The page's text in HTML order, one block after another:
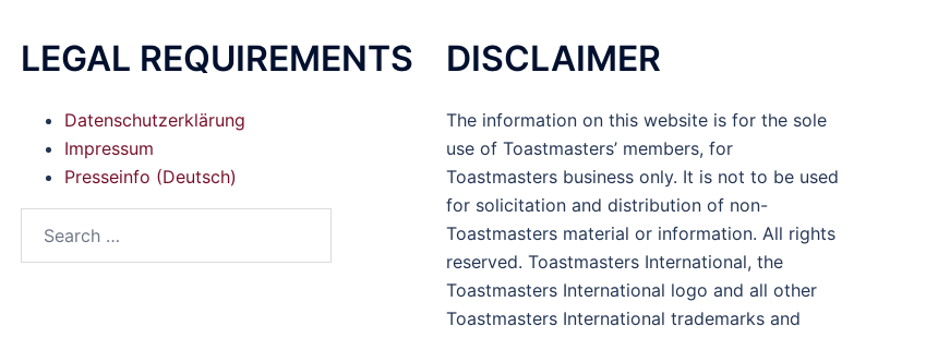
LEGAL REQUIREMENTS
Datenschutzerklärung
Impressum
Presseinfo (Deutsch)
DISCLAIMER
The information on this website is for the sole
use of Toastmasters’ members, for
Toastmasters business only. It is not to be used
for solicitation and distribution of non-
Toastmasters material or information. All rights
reserved. Toastmasters International, the
Toastmasters International logo and all other
Toastmasters International trademarks and